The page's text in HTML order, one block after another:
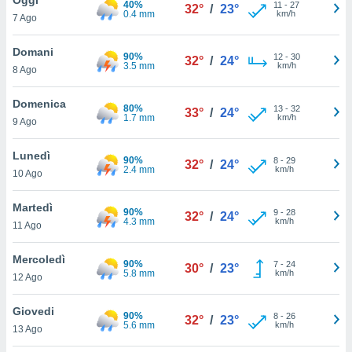
è
al sito
di
ci
di
il
un
la
nella
7 Ago
40%
0.4 mm
32° / 23° 11 - 27
km/h
Domani
8 Ago
90%
3.5 mm
32° / 24° 12- 30
km/h
Domenica
9 Ago
80%
1.7 mm
33° / 24° 13- 32
km/h
Lunedì
10 Ago
90%
2.4 mm
32° / 24° 8- 29
km/h
Martedì
11 Ago
90%
4.3 mm
32° / 24° 9- 28
km/h
Mercoledì
12 Ago
90%
5.8 mm
30° / 23° 7- 24
km/h
Giovedi
13 Ago
90%
5.6 mm
32° / 23° 8- 26
km/h